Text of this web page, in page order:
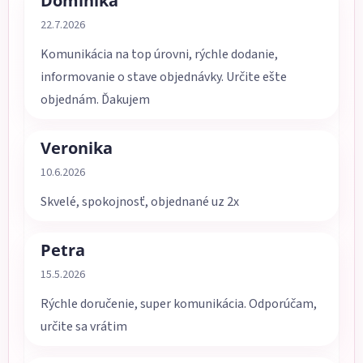
Hodnotenie obchodu je 5 z 5 hviezdičiek.
22.7.2026
Komunikácia na top úrovni, rýchle dodanie,
informovanie o stave objednávky. Určite ešte
objednám. Ďakujem
Veronika
Hodnotenie obchodu je 5 z 5 hviezdičiek.
10.6.2026
Skvelé, spokojnosť, objednané uz 2x
Petra
Hodnotenie obchodu je 5 z 5 hviezdičiek.
15.5.2026
Rýchle doručenie, super komunikácia. Odporúčam,
určite sa vrátim